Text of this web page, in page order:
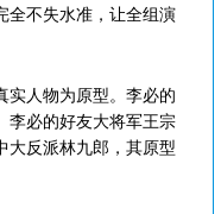
全不失水准，让全组演
人物为原型。李必的
李必的好友大将军王宗
大反派林九郎，其原型